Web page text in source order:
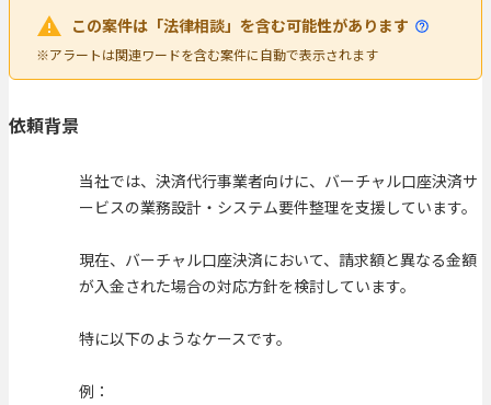
この案件は「法律相談」を含む可能性があります
※アラートは関連ワードを含む案件に自動で表示されます
依頼背景
当社では、決済代行事業者向けに、バーチャル口座決済サ
ービスの業務設計・システム要件整理を支援しています。
現在、バーチャル口座決済において、請求額と異なる金額
が入金された場合の対応方針を検討しています。
特に以下のようなケースです。
例：